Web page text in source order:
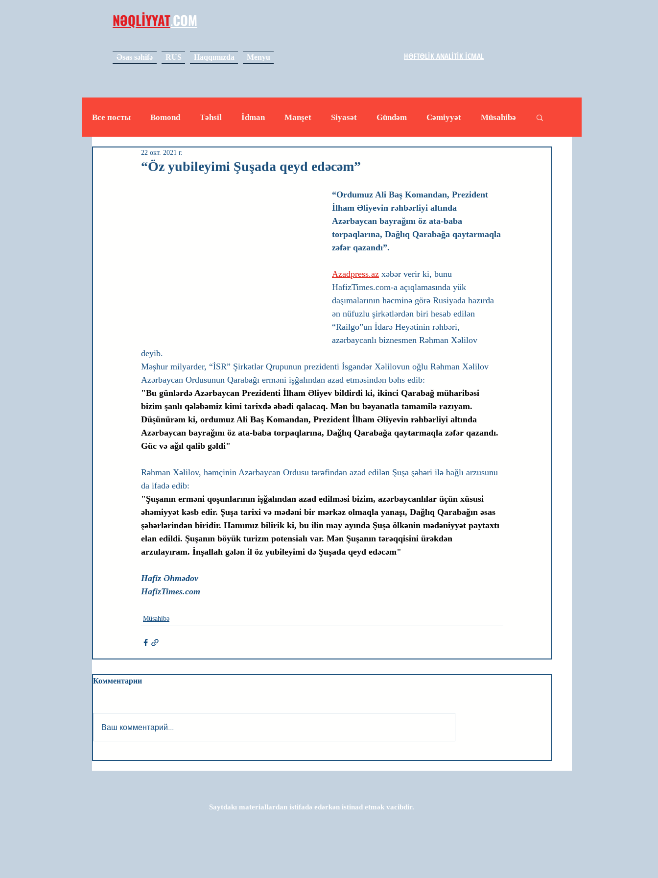
NƏQLİYYAT.COM
Əsas səhifə RUS Haqqımızda Menyu
Все посты Bomond Təhsil İdman Manşet Siyasət Gündəm Cəmiyyət Müsahibə
Video
“Öz yubileyimi Şuşada qeyd edəcəm”
22 окт. 2021 г.
“Ordumuz Ali Baş Komandan, Prezident
İlham Əliyevin rəhbərliyi altında
Azərbaycan bayrağını öz ata-baba
torpaqlarına, Dağlıq Qarabağa qaytarmaqla
zəfər qazandı”.
Azadpress.az xəbər verir ki, bunu
HafizTimes.com-a açıqlamasında yük
daşımalarının həcminə görə Rusiyada hazırda
ən nüfuzlu şirkətlərdən biri hesab edilən
“Railgo”un İdarə Heyətinin rəhbəri,
azərbaycanlı biznesmen Rəhman Xəlilov
deyib.
Məşhur milyarder, “İSR” Şirkətlər Qrupunun prezidenti İsgəndər Xəlilovun oğlu Rəhman Xəlilov
Azərbaycan Ordusunun Qarabağı erməni işğalından azad etməsindən bəhs edib:
"Bu günlərdə Azərbaycan Prezidenti İlham Əliyev bildirdi ki, ikinci Qarabağ müharibəsi
bizim şanlı qələbəmiz kimi tarixdə əbədi qalacaq. Mən bu bəyanatla tamamilə razıyam.
Düşünürəm ki, ordumuz Ali Baş Komandan, Prezident İlham Əliyevin rəhbərliyi altında
Azərbaycan bayrağını öz ata-baba torpaqlarına, Dağlıq Qarabağa qaytarmaqla zəfər qazandı.
Güc və ağıl qalib gəldi"
Rəhman Xəlilov, həmçinin Azərbaycan Ordusu tərəfindən azad edilən Şuşa şəhəri ilə bağlı arzusunu
da ifadə edib:
"Şuşanın erməni qoşunlarının işğalından azad edilməsi bizim, azərbaycanlılar üçün xüsusi
əhəmiyyət kəsb edir. Şuşa tarixi və mədəni bir mərkəz olmaqla yanaşı, Dağlıq Qarabağın əsas
şəhərlərindən biridir. Hamımız bilirik ki, bu ilin may ayında Şuşa ölkənin mədəniyyət paytaxtı
elan edildi. Şuşanın böyük turizm potensialı var. Mən Şuşanın tərəqqisini ürəkdən
arzulayıram. İnşallah gələn il öz yubileyimi də Şuşada qeyd edəcəm"
Hafiz Əhmədov
HafizTimes.com
Müsahibə
Комментарии
Ваш комментарий...
HƏFTƏLİK ANALİTİK İCMAL
Saytdakı materiallardan istifadə edərkən istinad etmək vacibdir.